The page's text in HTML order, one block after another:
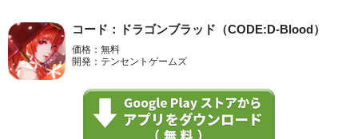
コード：ドラゴンブラッド（CODE:D-Blood）
価格：無料
開発：テンセントゲームズ